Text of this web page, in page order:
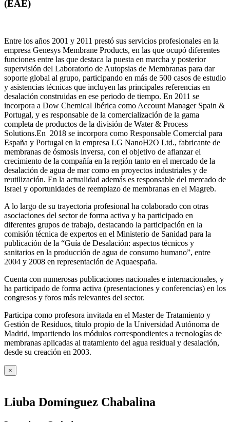
(EAE)
Entre los años 2001 y 2011 prestó sus servicios profesionales en la
empresa Genesys Membrane Products, en las que ocupó diferentes
funciones entre las que destaca la puesta en marcha y posterior
supervisión del Laboratorio de Autopsias de Membranas para dar
soporte global al grupo, participando en más de 500 casos de estudio
y asistencias técnicas que incluyen las principales referencias en
desalación construidas en ese periodo de tiempo. En 2011 se
incorpora a Dow Chemical Ibérica como Account Manager Spain &
Portugal, y es responsable de la comercialización de la gama
completa de productos de la división de Water & Process
Solutions.En 2018 se incorpora como Responsable Comercial para
España y Portugal en la empresa LG NanoH2O Ltd., fabricante de
membranas de ósmosis inversa, con el objetivo de afianzar el
crecimiento de la compañía en la región tanto en el mercado de la
desalación de agua de mar como en proyectos industriales y de
reutilización. En la actualidad además es responsable del mercado de
Israel y oportunidades de reemplazo de membranas en el Magreb.
A lo largo de su trayectoria profesional ha colaborado con otras
asociaciones del sector de forma activa y ha participado en
diferentes grupos de trabajo, destacando la participación en la
comisión técnica de expertos en el Ministerio de Sanidad para la
publicación de la “Guía de Desalación: aspectos técnicos y
sanitarios en la producción de agua de consumo humano”, entre
2004 y 2008 en representación de Aquaespaña.
Cuenta con numerosas publicaciones nacionales e internacionales, y
ha participado de forma activa (presentaciones y conferencias) en los
congresos y foros más relevantes del sector.
Participa como profesora invitada en el Master de Tratamiento y
Gestión de Residuos, título propio de la Universidad Autónoma de
Madrid, impartiendo los módulos correspondientes a tecnologías de
membranas aplicadas al tratamiento del agua residual y desalación,
desde su creación en 2003.
×
Liuba Domínguez Chabalina